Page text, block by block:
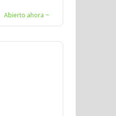
Abierto ahora ~